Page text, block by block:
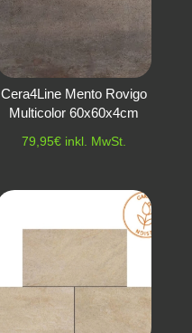
Cera4Line Mento Rovigo
Multicolor 60x60x4cm
79,95€ inkl. MwSt.